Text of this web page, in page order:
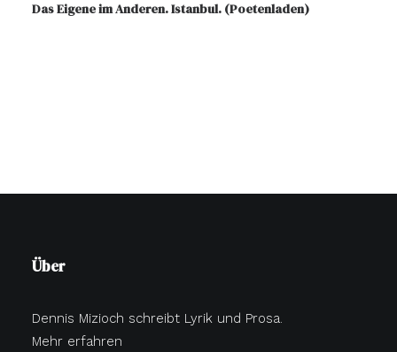
Das Eigene im Anderen. Istanbul. (Poetenladen)
Über
Dennis Mizioch schreibt Lyrik und Prosa.
Mehr erfahren